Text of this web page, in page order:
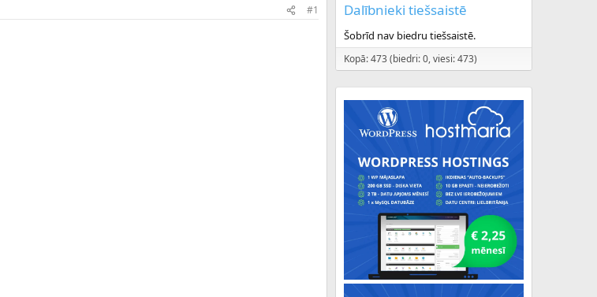
#1 Dalībnieki tiešsaistē
Šobrīd nav biedru tiešsaistē.
Kopā: 473 (biedri: 0, viesi: 473)